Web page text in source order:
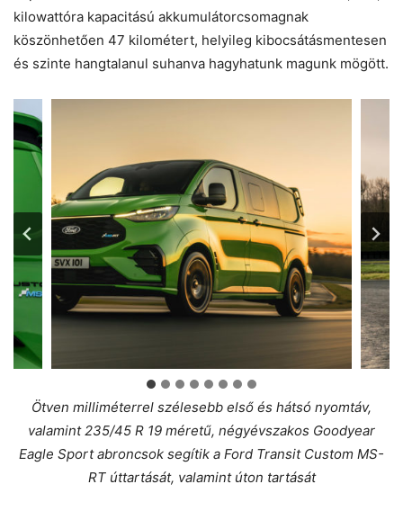
kilowattóra kapacitású akkumulátorcsomagnak
köszönhetően 47 kilométert, helyileg kibocsátásmentesen
és szinte hangtalanul suhanva hagyhatunk magunk mögött.
Ötven milliméterrel szélesebb első és hátsó nyomtáv,
valamint 235/45 R 19 méretű, négyévszakos Goodyear
Eagle Sport abroncsok segítik a Ford Transit Custom MS-
RT úttartását, valamint úton tartását